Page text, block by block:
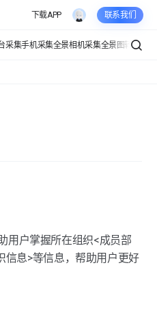
下载APP 联系我们
采集手机采集全景相机采集全景图转VR
用户掌握所在组织<成员部
信息>等信息，帮助用户更好